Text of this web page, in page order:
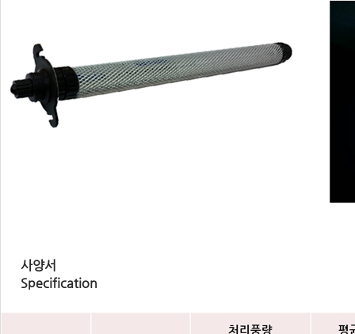
사양서
Specification